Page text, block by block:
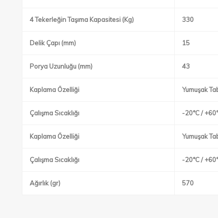
4 Tekerleğin Taşıma Kapasitesi (Kg) 330
Delik Çapı (mm) 15
Porya Uzunluğu (mm) 43
Kaplama Özelliği Yumuşak
Çalışma Sıcaklığı -20°C /
Kaplama Özelliği Yumuşak
Çalışma Sıcaklığı -20°C /
Ağırlık (gr) 570